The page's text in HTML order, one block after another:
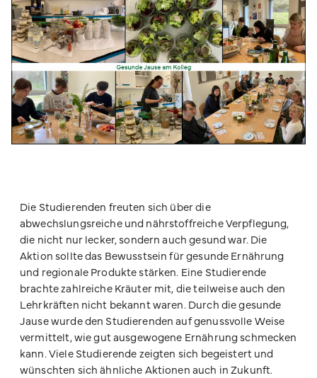
Die Studierenden freuten sich über die
abwechslungsreiche und nährstoffreiche Verpflegung,
die nicht nur lecker, sondern auch gesund war. Die
Aktion sollte das Bewusstsein für gesunde Ernährung
und regionale Produkte stärken. Eine Studierende
brachte zahlreiche Kräuter mit, die teilweise auch den
Lehrkräften nicht bekannt waren. Durch die gesunde
Jause wurde den Studierenden auf genussvolle Weise
vermittelt, wie gut ausgewogene Ernährung schmecken
kann. Viele Studierende zeigten sich begeistert und
wünschten sich ähnliche Aktionen auch in Zukunft.